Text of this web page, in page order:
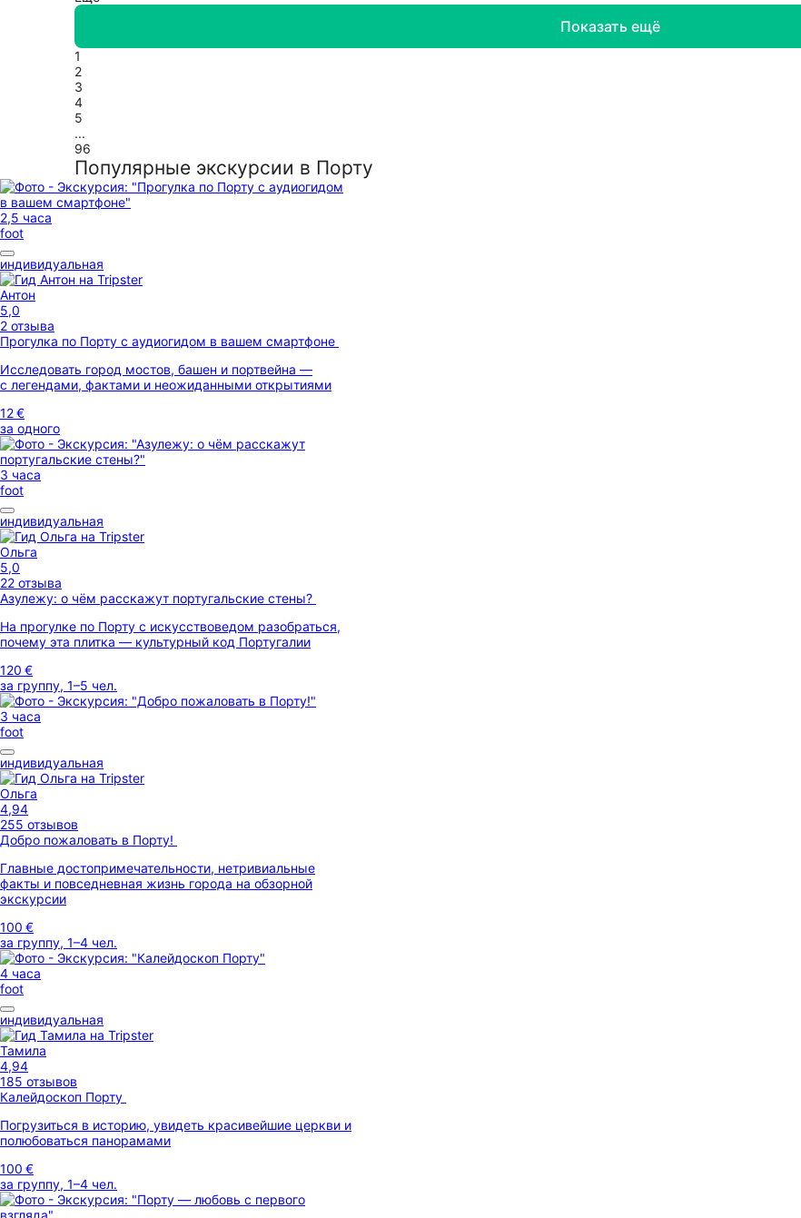
прекрасных гастрономических и винных открытий!
Показать ещё
1
2
3
4
5
...
96
Популярные экскурсии в Порту
2,5 часа
foot
индивидуальная
Антон
5,0
2 отзыва
Прогулка по Порту с аудиогидом в вашем смартфоне
Исследовать город мостов, башен и портвейна —
с легендами, фактами и неожиданными открытиями
12 €
за одного
3 часа
foot
индивидуальная
Ольга
5,0
22 отзыва
Азулежу: о чём расскажут португальские стены?
На прогулке по Порту с искусствоведом разобраться,
почему эта плитка — культурный код Португалии
120 €
за группу, 1–5 чел.
3 часа
foot
индивидуальная
Ольга
4,94
255 отзывов
Добро пожаловать в Порту!
Главные достопримечательности, нетривиальные
факты и повседневная жизнь города на обзорной
экскурсии
100 €
за группу, 1–4 чел.
4 часа
foot
индивидуальная
Тамила
4,94
185 отзывов
Калейдоскоп Порту
Погрузиться в историю, увидеть красивейшие церкви и
полюбоваться панорамами
100 €
за группу, 1–4 чел.